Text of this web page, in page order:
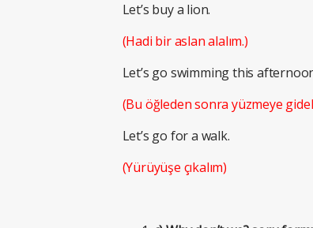
Let’s buy a lion.
(Hadi bir aslan alalım.)
Let’s go swimming this
(Bu öğleden sonra yüzmeye
Let’s go for a walk.
(Yürüyüşe çıkalım)